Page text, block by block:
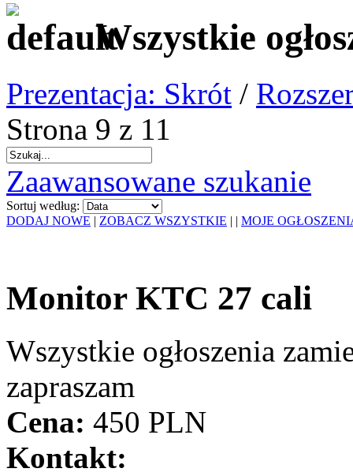
Wszystkie
Prezentacja: Skrót /
Strona 9 z 11
Zaawansowane szukanie
Sortuj według:
DODAJ NOWE | ZOBACZ WSZYSTKIE | | MOJE
Monitor KTC 27 cali
Wszystkie ogłoszenia
zapraszam
Cena: 450 PLN
Kontakt: